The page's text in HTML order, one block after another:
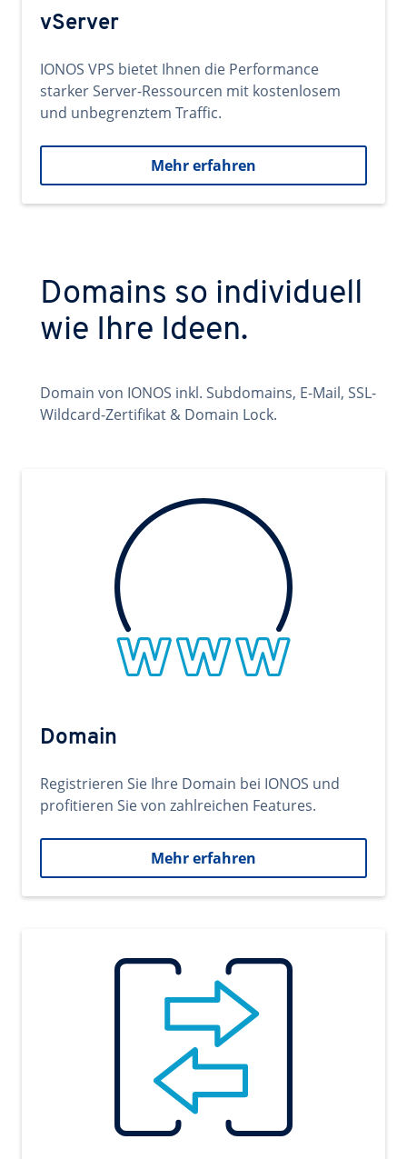
vServer
IONOS VPS bietet Ihnen die Performance
starker Server-Ressourcen mit kostenlosem
und unbegrenztem Traffic.
Mehr erfahren
Domains so individuell
wie Ihre Ideen.
Domain von IONOS inkl. Subdomains, E-Mail, SSL-
Wildcard-Zertifikat & Domain Lock.
Domain
Registrieren Sie Ihre Domain bei IONOS und
profitieren Sie von zahlreichen Features.
Mehr erfahren